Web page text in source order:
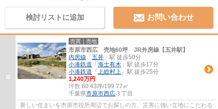
検討リストに追加 お問い合わせ
売買｜売地
市原市西広 売地60坪 JR外房線【五井駅】
内房線 「 五井 」駅 徒歩50分
小湊鉄道 「 海士有木 」駅 徒歩17分
小湊鉄道 「 上総村上 」駅 徒歩25分
1,240万円
坪数:60.43坪/199.77㎡
千葉県市原市西広 ３丁目
新しい住まいを市原市役所周辺でお探しの方。災害に強い立地にこだわる